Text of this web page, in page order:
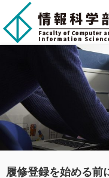
履修登録を始める前